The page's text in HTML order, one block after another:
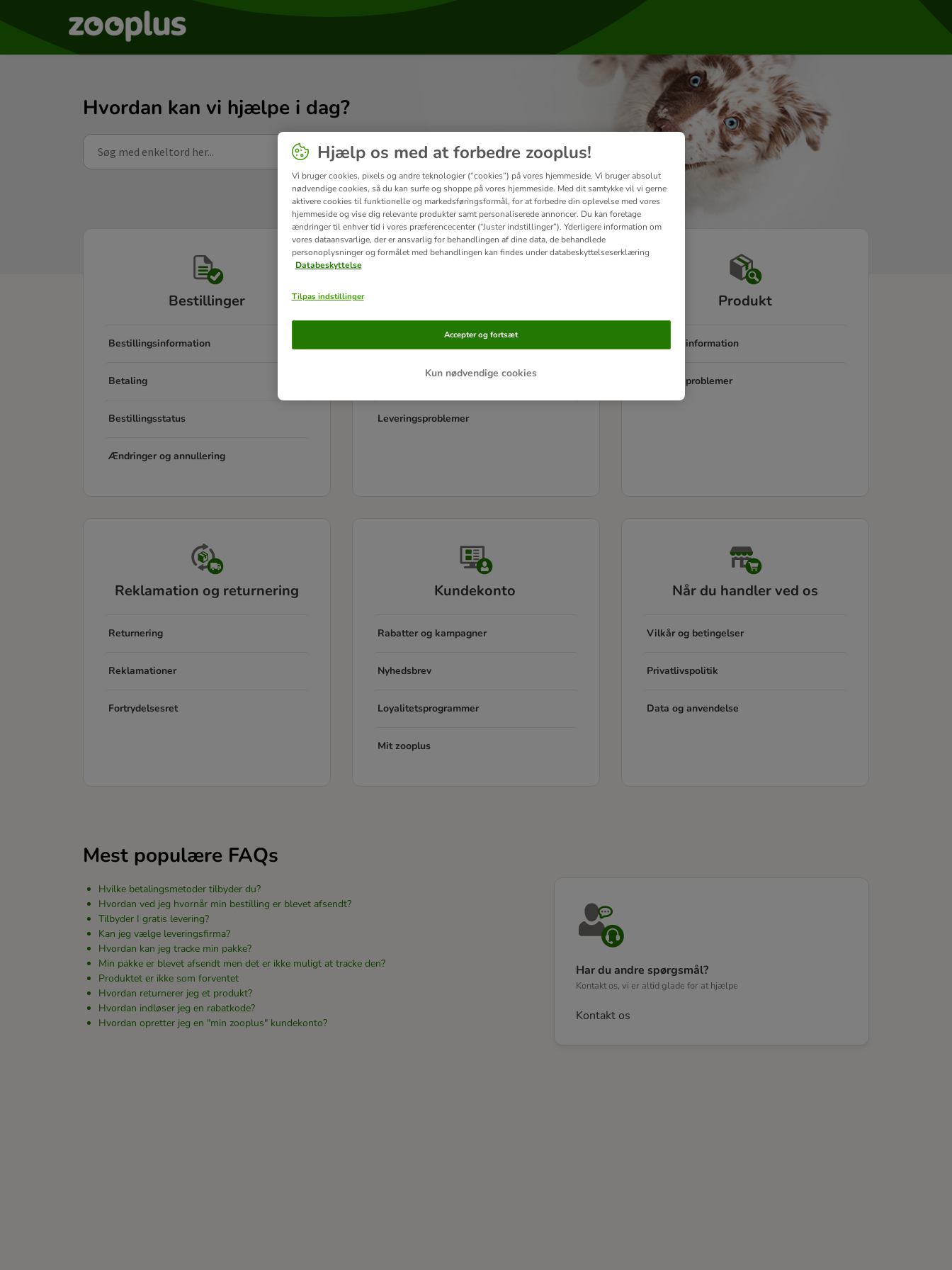
Hvordan kan vi hjælpe i dag?
Bestillinger
Bestillingsinformation
Betaling
Bestillingsstatus
Ændringer og annullering
Leveringsinformation
Pakkesporing
Leveringsproblemer
Produkt
Produkt information
Produkt problemer
Reklamation og returnering
Returnering
Reklamationer
Fortrydelsesret
Kundekonto
Rabatter og kampagner
Nyhedsbrev
Loyalitetsprogrammer
Mit zooplus
Når du handler ved os
Vilkår og betingelser
Privatlivspolitik
Data og anvendelse
Mest populære FAQs
Hvilke betalingsmetoder tilbyder du?
Hvordan ved jeg hvornår min bestilling er blevet afsendt?
Tilbyder I gratis levering?
Kan jeg vælge leveringsfirma?
Hvordan kan jeg tracke min pakke?
Min pakke er blevet afsendt men det er ikke muligt at tracke den?
Produktet er ikke som forventet
Hvordan returnerer jeg et produkt?
Hvordan indløser jeg en rabatkode?
Hvordan opretter jeg en "min zooplus" kundekonto?
Har du andre spørgsmål?
Kontakt os, vi er altid glade for at hjælpe
Kontakt os
Hjælp os med at forbedre zooplus!
Vi bruger cookies, pixels og andre teknologier (“cookies”) på vores hjemmeside. Vi bruger absolut
nødvendige cookies, så du kan surfe og shoppe på vores hjemmeside. Med dit samtykke vil vi gerne
aktivere cookies til funktionelle og markedsføringsformål, for at forbedre din oplevelse med vores
hjemmeside og vise dig relevante produkter samt personaliserede annoncer. Du kan foretage
ændringer til enhver tid i vores præferencecenter (“Juster indstillinger”). Yderligere information om
vores dataansvarlige, der er ansvarlig for behandlingen af ​​dine data, de behandlede
personoplysninger og formålet med behandlingen kan findes under databeskyttelseserklæring
Databeskyttelse
Tilpas indstillinger
Kun nødvendige cookies
Accepter og fortsæt